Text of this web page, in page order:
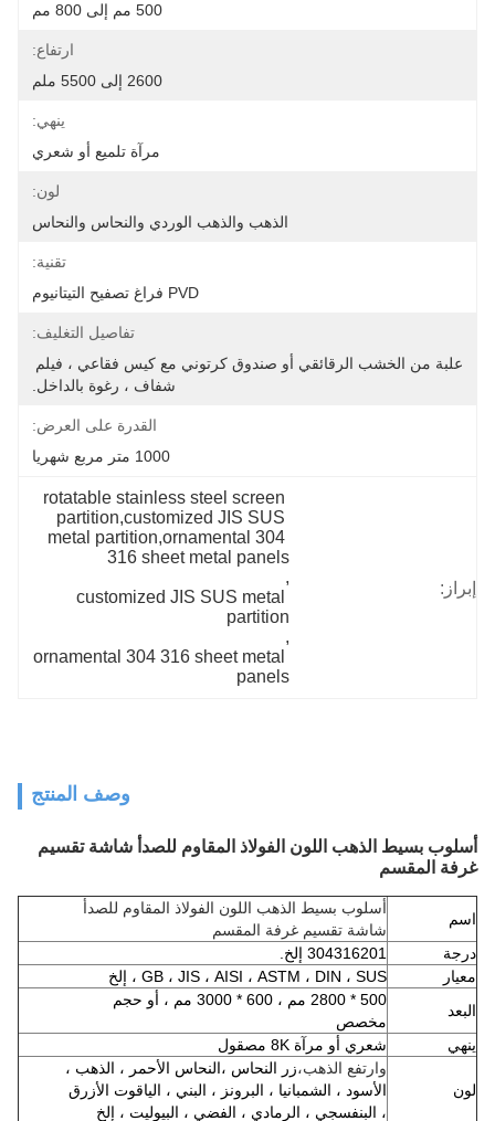
500 مم إلى 800 مم
ارتفاع:
2600 إلى 5500 ملم
ينهي:
مرآة تلميع أو شعري
لون:
الذهب والذهب الوردي والنحاس والنحاس
تقنية:
PVD فراغ تصفيح التيتانيوم
تفاصيل التغليف:
علبة من الخشب الرقائقي أو صندوق كرتوني مع كيس فقاعي ، فيلم
شفاف ، رغوة بالداخل.
القدرة على العرض:
1000 متر مربع شهريا
إبراز:
rotatable stainless steel screen
partition,customized JIS SUS
metal partition,ornamental 304
316 sheet metal panels
,
customized JIS SUS metal
partition
,
ornamental 304 316 sheet metal
panels
وصف المنتج
أسلوب بسيط الذهب اللون الفولاذ المقاوم للصدأ شاشة تقسيم
غرفة المقسم
اسم
أسلوب بسيط الذهب اللون الفولاذ المقاوم للصدأ
شاشة تقسيم غرفة المقسم
درجة
304316201 إلخ.
معيار
GB ، JIS ، AISI ، ASTM ، DIN ، SUS ، إلخ
البعد
500 * 2800 مم ، 600 * 3000 مم ، أو حجم
مخصص
ينهي
شعري أو مرآة 8K مصقول
لون
وارتفع الذهب،زر النحاس ، النحاس الأحمر ، الذهب ،
الأسود ، الشمبانيا ، البرونز ، البني ، الياقوت الأزرق
، البنفسجي ، الرمادي ، الفضي ، البيوليت ، إلخ